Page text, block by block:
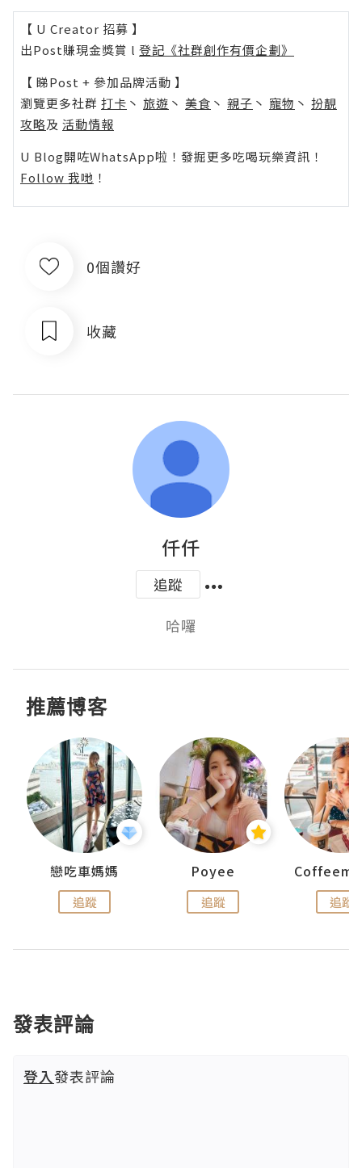
【 U Creator 招募 】
出Post賺現金獎賞 l 登記《社群創作有價企劃》
【 睇Post + 參加品牌活動 】
瀏覽更多社群 打卡 丶 旅遊 丶 美食 丶 親子 丶 寵物 丶 扮靚
攻略及 活動情報
U Blog開咗WhatsApp啦！發掘更多吃喝玩樂資訊！
Follow 我哋 ！
0個讚好
收藏
仟仟
追蹤
哈囉
推薦博客
戀吃車媽媽
追蹤
Poyee
追蹤 追蹤
發表評論
登入發表評論